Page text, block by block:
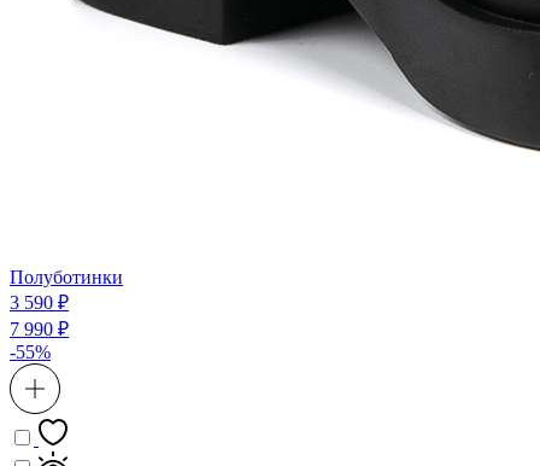
Полуботинки
3 590 ₽
7 990 ₽
-55%